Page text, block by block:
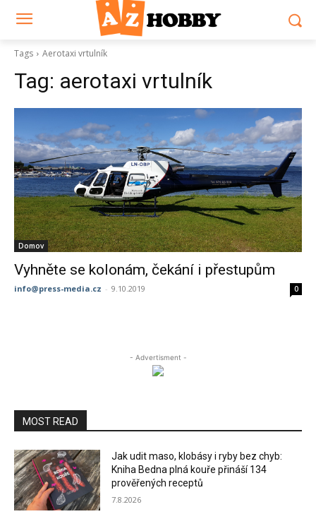
Tags Aerotaxi vrtulník
Tag: aerotaxi vrtulník
Domov
Vyhněte se kolonám, čekání i přestupům
info@press-media.cz - 9.10.2019 0
- Advertisment -
MOST READ
Jak udit maso, klobásy i ryby bez chyb:
Kniha Bedna plná kouře přináší 134
prověřených receptů
7.8.2026